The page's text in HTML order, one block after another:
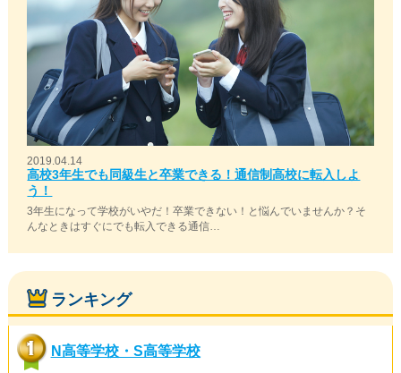
2019.04.14
高校3年生でも同級生と卒業できる！通信制高校に転入しよ
う！
3年生になって学校がいやだ！卒業できない！と悩んでいませんか？そ
んなときはすぐにでも転入できる通信…
ランキング
N高等学校・S高等学校